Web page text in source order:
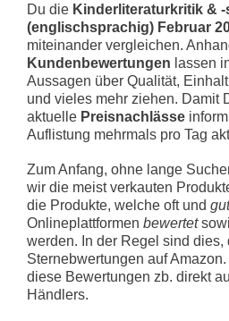
Du die Kinderliteraturkritik &
(englischsprachig) Februar
miteinander vergleichen.
Kundenbewertungen lassen
Aussagen über Qualität,
und vieles mehr ziehen. Damit
aktuelle Preisnachlässe
Auflistung mehrmals pro Tag
Zum Anfang, ohne lange
wir die meist verkauten
die Produkte, welche oft und
Onlineplattformen bewertet
werden. In der Regel sind dies,
Sternebwertungen auf
diese Bewertungen zb. direkt
Händlers.